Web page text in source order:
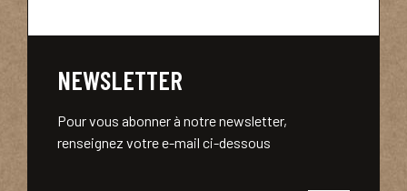
NEWSLETTER
Pour vous abonner à notre newsletter,
renseignez votre e-mail ci-dessous